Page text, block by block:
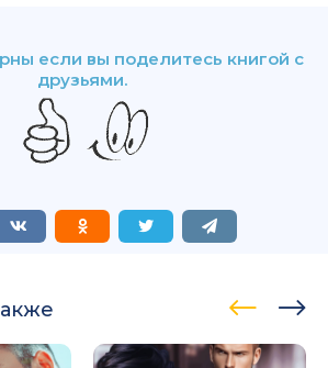
если вы поделитесь книгой с
друзьями.